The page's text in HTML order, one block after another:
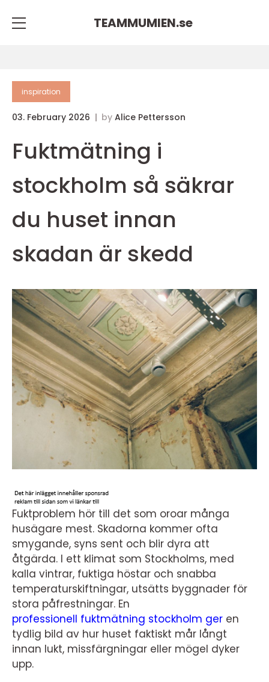
TEAMMUMIEN.se
inspiration
03. February 2026 by Alice Pettersson
Fuktmätning i
stockholm så säkrar
du huset innan
skadan är skedd
Fuktproblem hör till det som oroar många
husägare mest. Skadorna kommer ofta
smygande, syns sent och blir dyra att
åtgärda. I ett klimat som Stockholms, med
kalla vintrar, fuktiga höstar och snabba
temperaturskiftningar, utsätts byggnader för
stora påfrestningar. En
professionell fuktmätning stockholm ger en
tydlig bild av hur huset faktiskt mår långt
innan lukt, missfärgningar eller mögel dyker
upp.